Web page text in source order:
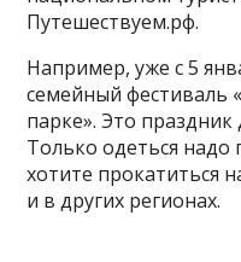
Путешествуем.рф.
Например, уже с 5
семейный фестиваль
парке». Это праздник
Только одеться надо
хотите прокатиться
и в других регионах.